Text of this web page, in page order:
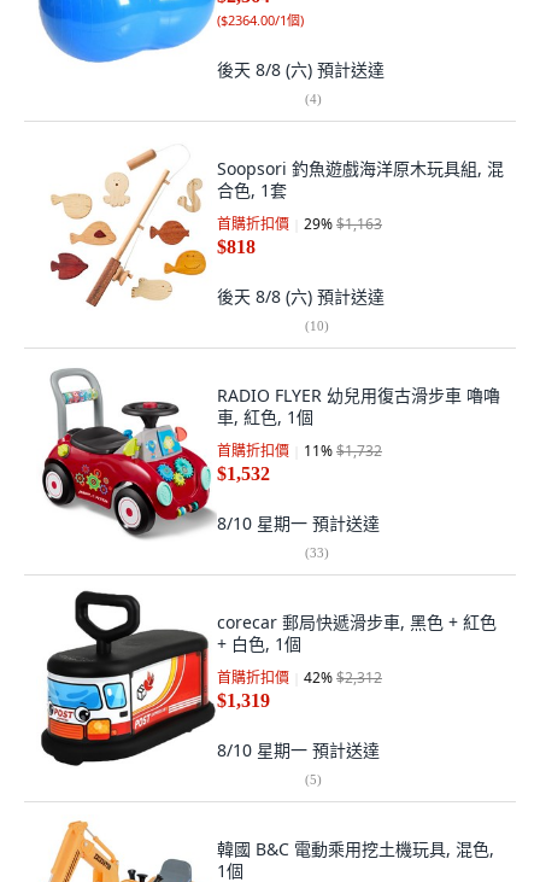
($2364.00/1個)
後天 8/8 (六) 預計送達
(4)
Soopsori 釣魚遊戲海洋原木玩具組, 混
合色, 1套
首購折扣價 29%$1,163
$818
後天 8/8 (六) 預計送達
(10)
RADIO FLYER 幼兒用復古滑步車 嚕嚕
車, 紅色, 1個
首購折扣價 11%$1,732
$1,532
8/10 星期一 預計送達
(33)
corecar 郵局快遞滑步車, 黑色 + 紅色
+ 白色, 1個
首購折扣價 42%$2,312
$1,319
8/10 星期一 預計送達
(5)
韓國 B&C 電動乘用挖土機玩具, 混色,
1個